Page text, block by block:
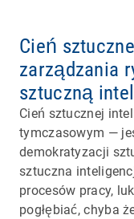
Cień
zarządzania
sztuczną
Cień sztucznej
tymczasowym —
demokratyzacji
sztuczna
procesów pracy,
pogłębiać, chyba